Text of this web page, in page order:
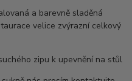
a barevně sladěná
velice zvýrazní celkový
zipu k upevnění na stůl